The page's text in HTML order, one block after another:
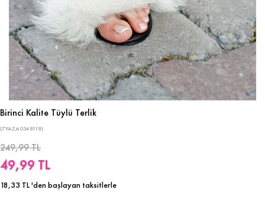
Birinci Kalite Tüylü Terlik
(7YAZA0348118)
249,99 TL
49,99 TL
18,33 TL'den başlayan taksitlerle